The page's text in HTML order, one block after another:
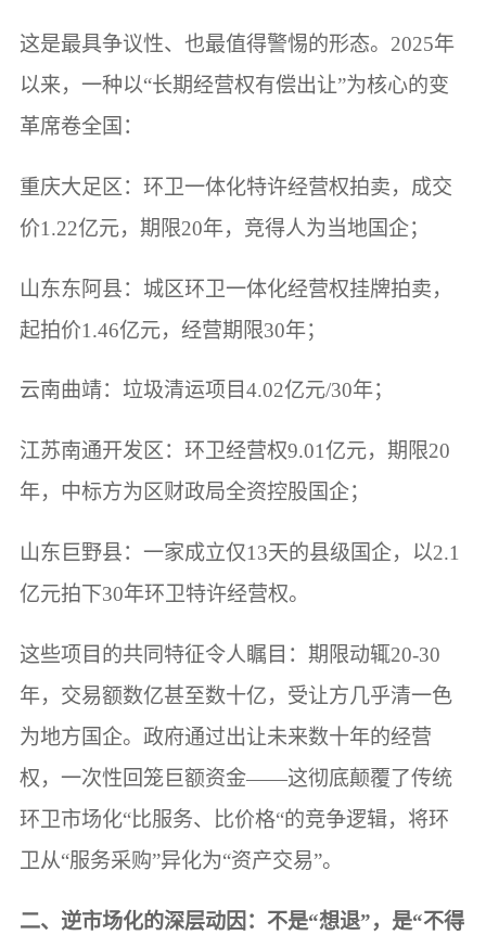
这是最具争议性、也最值得警惕的形态。2025年
以来，一种以“长期经营权有偿出让”为核心的变
革席卷全国：
重庆大足区：环卫一体化特许经营权拍卖，成交
价1.22亿元，期限20年，竞得人为当地国企；
山东东阿县：城区环卫一体化经营权挂牌拍卖，
起拍价1.46亿元，经营期限30年；
云南曲靖：垃圾清运项目4.02亿元/30年；
江苏南通开发区：环卫经营权9.01亿元，期限20
年，中标方为区财政局全资控股国企；
山东巨野县：一家成立仅13天的县级国企，以2.1
亿元拍下30年环卫特许经营权。
这些项目的共同特征令人瞩目：期限动辄20-30
年，交易额数亿甚至数十亿，受让方几乎清一色
为地方国企。政府通过出让未来数十年的经营
权，一次性回笼巨额资金——这彻底颠覆了传统
环卫市场化“比服务、比价格“的竞争逻辑，将环
卫从“服务采购”异化为“资产交易”。
二、逆市场化的深层动因：不是“想退”，是“不得